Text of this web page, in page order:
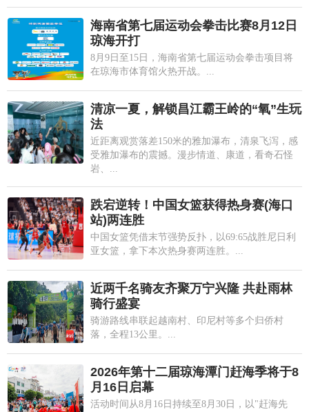
海南省第七届运动会拳击比赛8月12日
琼海开打
8月9日至15日，海南省第七届运动会拳击项目将
在琼海市体育馆火热开战。...
清凉一夏，解锁昌江霸王岭的“氧”生玩
法
近距离观赏落差150米的雅加瀑布，清泉飞泻，感
受雅加瀑布的震撼。漫步情道、康道，看奇石怪
岩、...
跌宕逆转！中国女篮获得热身赛(海口
站)两连胜
中国女篮凭借末节强势反扑，以69:65战胜尼日利
亚女篮，拿下本次热身赛两连胜。...
近两千名骑友齐聚万宁兴隆 共赴雨林
骑行盛宴
骑游路线串联起越南村、印尼村等多个归侨村
落，全程13公里。...
2026年第十二届琼海潭门赶海季将于8
月16日启幕
活动时间从8月16日持续至8月30日，以"赶海先